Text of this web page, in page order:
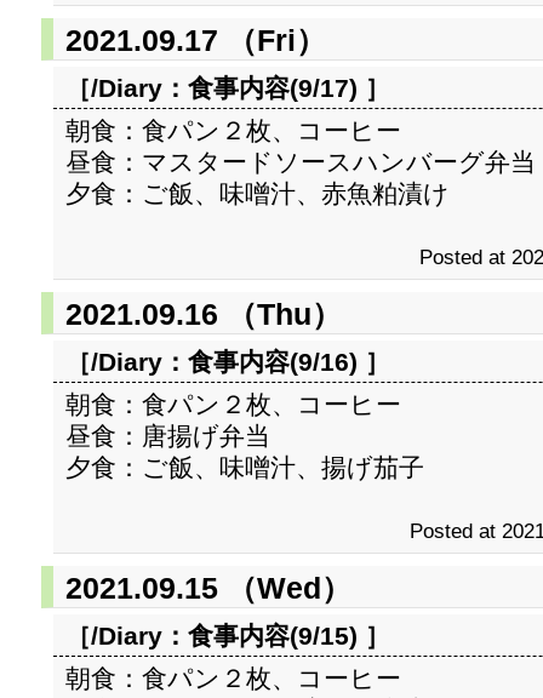
2021.09.17 （Fri）
［/Diary： 食事内容(9/17) ］
朝食：食パン２枚、コーヒー
昼食：マスタードソースハンバーグ弁当
夕食：ご飯、味噌汁、赤魚粕漬け
Posted at
2021.09.16 （Thu）
［/Diary： 食事内容(9/16) ］
朝食：食パン２枚、コーヒー
昼食：唐揚げ弁当
夕食：ご飯、味噌汁、揚げ茄子
Posted at
2021.09.15 （Wed）
［/Diary： 食事内容(9/15) ］
朝食：食パン２枚、コーヒー